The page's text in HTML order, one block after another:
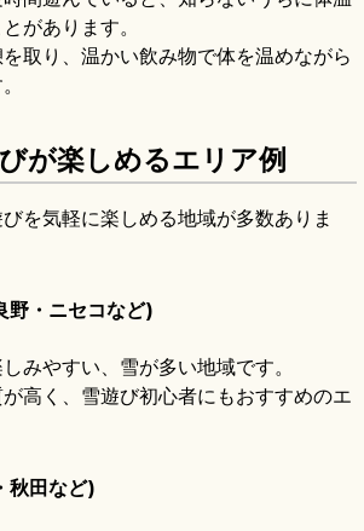
があります。
取り、温かい飲み物で体を温めながら
が楽しめるエリア例
を気軽に楽しめる地域が多数ありま
野・ニセコなど)
みやすい、雪が多い地域です。
高く、雪遊び初心者にもおすすめのエ
秋田など)